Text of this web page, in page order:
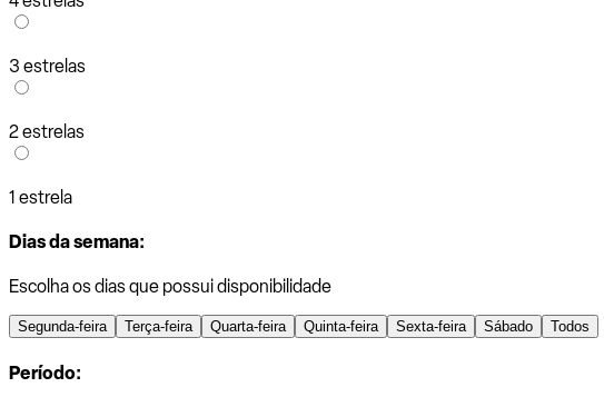
3 estrelas
2 estrelas
1 estrela
Dias da semana:
Escolha os dias que possui disponibilidade
Segunda-feira Terça-feira Quarta-feira Quinta-feira Sexta-feira Sábado Todos
Período: